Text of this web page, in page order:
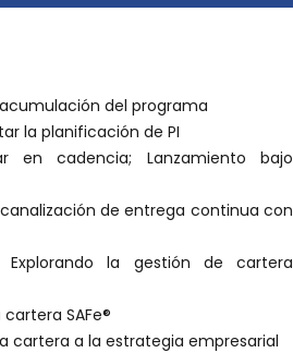
acumulación del programa
la planificación de PI
en cadencia; Lanzamiento bajo
canalización de entrega continua con
la gestión de cartera
cartera SAFe®
cartera a la estrategia empresarial